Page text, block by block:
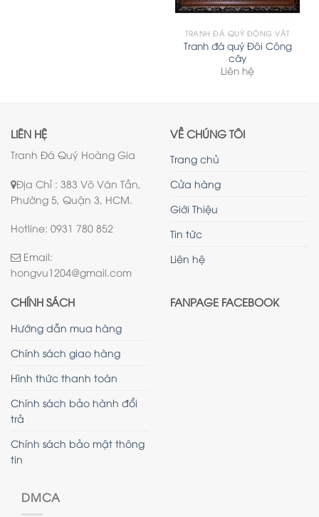
TRANH ĐÁ QUÝ ĐỘNG VẬT
Tranh đá quý Đôi Công
cây
Liên hệ
LIÊN HỆ
Tranh Đá Quý Hoàng Gia
Địa Chỉ : 383 Võ Văn Tần,
Phường 5, Quận 3, HCM.
Hotline: 0931 780 852
Email:
hongvu1204@gmail.com
VỀ CHÚNG TÔI
Trang chủ
Cửa hàng
Giới Thiệu
Tin tức
Liên hệ
CHÍNH SÁCH
Hướng dẫn mua hàng
Chính sách giao hàng
Hình thức thanh toán
Chính sách bảo hành đổi
trả
Chính sách bảo mật thông
tin
DMCA
FANPAGE FACEBOOK